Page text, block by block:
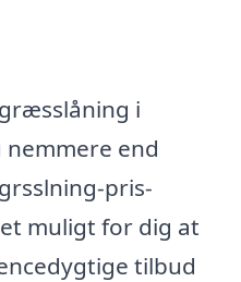
i
nemmere end
pris-
muligt for dig at
tilbud